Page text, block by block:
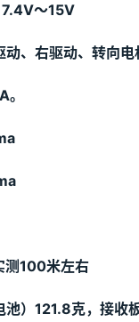
7.4V～15V
动、右驱动、转向
A。
100米左右
）121.8克，接收